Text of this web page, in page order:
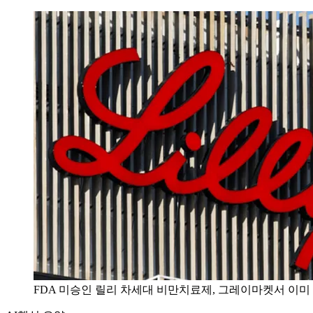
FDA 미승인 릴리 차세대 비만치료제, 그레이마켓서 이미